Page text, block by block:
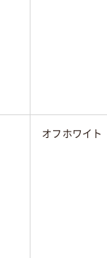
オフホワイト